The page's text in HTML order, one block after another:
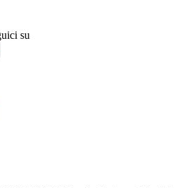
su